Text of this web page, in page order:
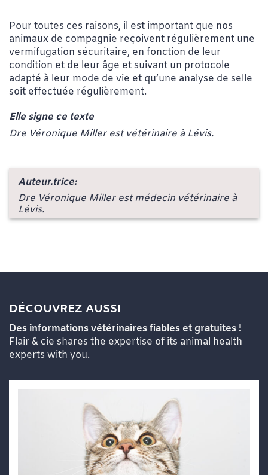
Pour toutes ces raisons, il est important que nos
animaux de compagnie reçoivent régulièrement une
vermifugation sécuritaire, en fonction de leur
condition et de leur âge et suivant un protocole
adapté à leur mode de vie et qu’une analyse de selle
soit effectuée régulièrement.
Elle signe ce texte
Dre Véronique Miller est vétérinaire à Lévis.
Auteur.trice:
Dre Véronique Miller est médecin vétérinaire à
Lévis.
DÉCOUVREZ AUSSI
Des informations vétérinaires fiables et gratuites !
Flair & cie shares the expertise of its animal health
experts with you.